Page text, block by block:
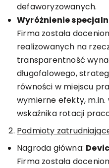
defaworyzowanych.
Wyróżnienie
Firma została
realizowanych na
transparentność
długofalowego,
równości w miejscu
wymierne efekty, m.in.
wskaźnika rotacji
Podmioty
Nagroda główna:
Firma została